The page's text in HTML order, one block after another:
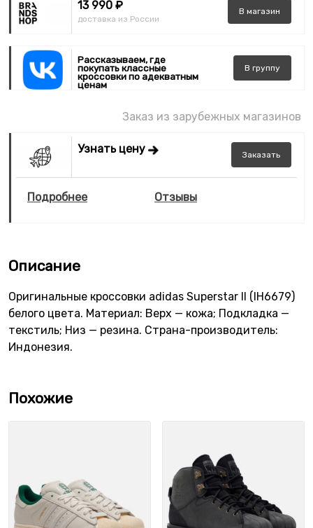
13 990 ₽
доставка из России
В магазин
Рассказываем, где
покупать классные
кроссовки по адекватным
ценам
В группу
Заказ из зарубежных магазинов
Узнать цену Заказать
Подробнее Отзывы
Описание
Оригинальные кроссовки adidas Superstar II (IH6679)
белого цвета. Материал: Верх — кожа; Подкладка —
текстиль; Низ — резина. Страна-производитель:
Индонезия.
Похожие